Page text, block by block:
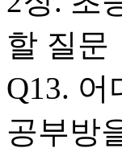
할 질문
Q13.
공부방